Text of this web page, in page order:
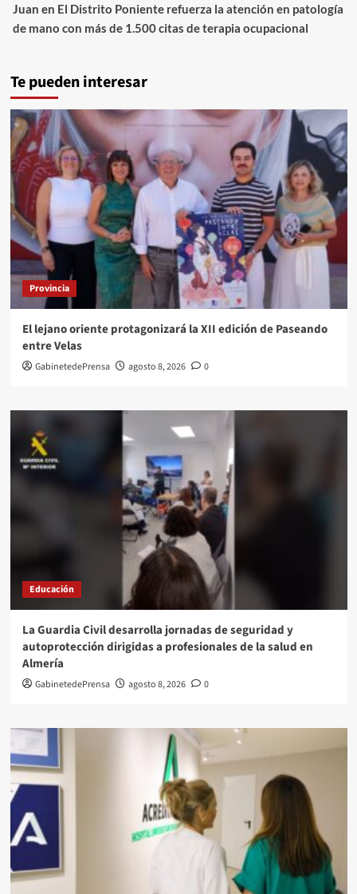
Juan en El Distrito Poniente refuerza la atención en patología
de mano con más de 1.500 citas de terapia ocupacional
Te pueden interesar
Provincia
El lejano oriente protagonizará la XII edición de Paseando
entre Velas
GabinetedePrensa agosto 8, 2026 0
Educación
La Guardia Civil desarrolla jornadas de seguridad y
autoprotección dirigidas a profesionales de la salud en
Almería
GabinetedePrensa agosto 8, 2026 0